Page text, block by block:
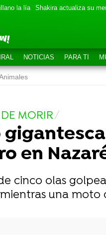
la lía Shakira actualiza su
NOTICIAS PARA TI
MORIR
en
cinco olas
una moto